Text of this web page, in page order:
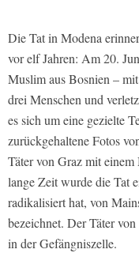
Die Tat in Modena
vor elf Jahren: Am 20.
Muslim aus Bosnien –
drei Menschen und
es sich um eine gezielte
zurückgehaltene Fotos
Täter von Graz mit einem
lange Zeit wurde die Tat
radikalisiert hat, von
bezeichnet. Der Täter
in der Gefängniszelle.